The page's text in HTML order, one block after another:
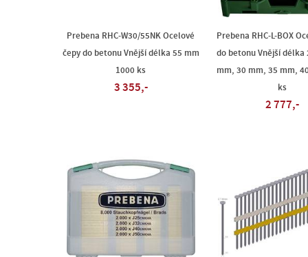
Prebena RHC-W30/55NK Ocelové
čepy do betonu Vnější délka 55 mm
1000 ks
3 355,-
Prebena RHC-L-BOX
do betonu Vnější délka
mm, 30 mm, 35 mm,
ks
2 777,-